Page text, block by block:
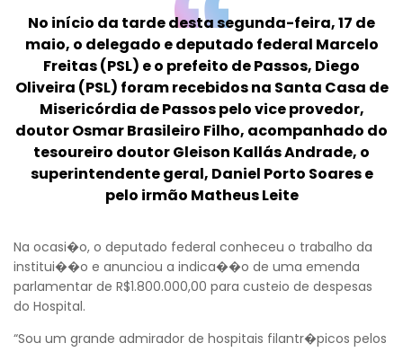
No início da tarde desta segunda-feira, 17 de
maio, o delegado e deputado federal Marcelo
Freitas (PSL) e o prefeito de Passos, Diego
Oliveira (PSL) foram recebidos na Santa Casa de
Misericórdia de Passos pelo vice provedor,
doutor Osmar Brasileiro Filho, acompanhado do
tesoureiro doutor Gleison Kallás Andrade, o
superintendente geral, Daniel Porto Soares e
pelo irmão Matheus Leite
Na ocasi�o, o deputado federal conheceu o trabalho da
institui��o e anunciou a indica��o de uma emenda
parlamentar de R$1.800.000,00 para custeio de despesas
do Hospital.
“Sou um grande admirador de hospitais filantr�picos pelos